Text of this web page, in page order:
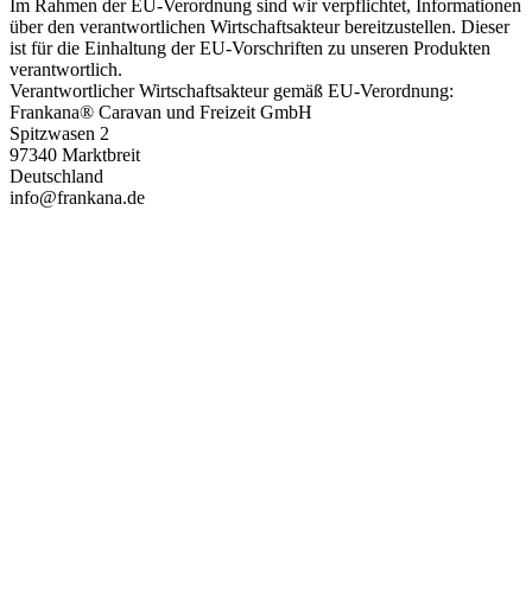
Im Rahmen der EU-Verordnung sind wir verpflichtet, Informationen
über den verantwortlichen Wirtschaftsakteur bereitzustellen. Dieser
ist für die Einhaltung der EU-Vorschriften zu unseren Produkten
verantwortlich.
Verantwortlicher Wirtschaftsakteur gemäß EU-Verordnung:
Frankana® Caravan und Freizeit GmbH
Spitzwasen 2
97340 Marktbreit
Deutschland
info@frankana.de